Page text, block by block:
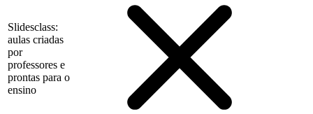
Slidesclass:
aulas criadas
por
professores e
prontas para o
ensino